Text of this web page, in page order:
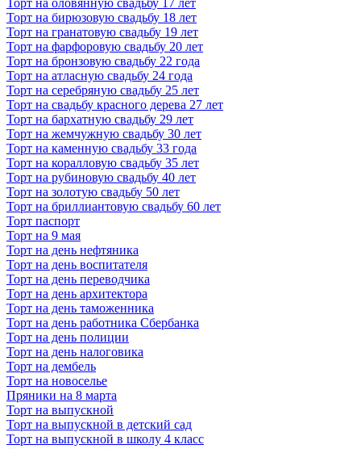
Торт на оловянную свадьбу 17 лет
Торт на бирюзовую свадьбу 18 лет
Торт на гранатовую свадьбу 19 лет
Торт на фарфоровую свадьбу 20 лет
Торт на бронзовую свадьбу 22 года
Торт на атласную свадьбу 24 года
Торт на серебряную свадьбу 25 лет
Торт на свадьбу красного дерева 27 лет
Торт на бархатную свадьбу 29 лет
Торт на жемчужную свадьбу 30 лет
Торт на каменную свадьбу 33 года
Торт на коралловую свадьбу 35 лет
Торт на рубиновую свадьбу 40 лет
Торт на золотую свадьбу 50 лет
Торт на бриллиантовую свадьбу 60 лет
Торт паспорт
Торт на 9 мая
Торт на день нефтяника
Торт на день воспитателя
Торт на день переводчика
Торт на день архитектора
Торт на день таможенника
Торт на день работника Сбербанка
Торт на день полиции
Торт на день налоговика
Торт на дембель
Торт на новоселье
Пряники на 8 марта
Торт на выпускной
Торт на выпускной в детский сад
Торт на выпускной в школу 4 класс